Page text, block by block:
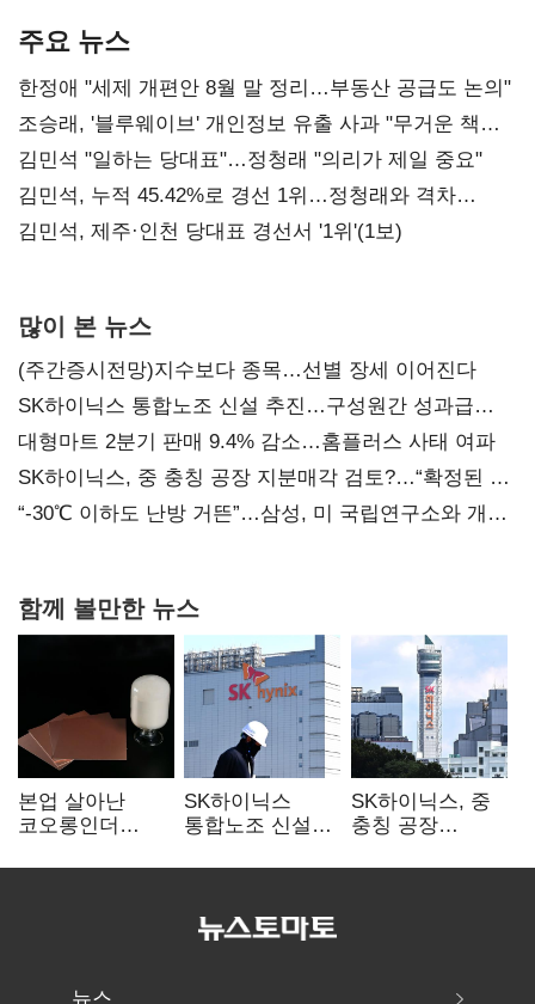
주요 뉴스
한정애 "세제 개편안 8월 말 정리…부동산 공급도 논의"
조승래, '블루웨이브' 개인정보 유출 사과 "무거운 책임
통감"
김민석 "일하는 당대표"…정청래 "의리가 제일 중요"
김민석, 누적 45.42%로 경선 1위…정청래와 격차
0.86%p(2보)
김민석, 제주·인천 당대표 경선서 '1위'(1보)
많이 본 뉴스
(주간증시전망)지수보다 종목…선별 장세 이어진다
SK하이닉스 통합노조 신설 추진…구성원간 성과급
불만 확산
대형마트 2분기 판매 9.4% 감소…홈플러스 사태 여파
SK하이닉스, 중 충칭 공장 지분매각 검토?…“확정된 바
없어”
“-30℃ 이하도 난방 거뜬”…삼성, 미 국립연구소와 개발
함께 볼만한 뉴스
본업 살아난
코오롱인더
배터리 소재로
SK하이닉스
통합노조 신설
성과급 불만 확산
SK하이닉스, 중
충칭 공장
검토?…“확정된
뉴스